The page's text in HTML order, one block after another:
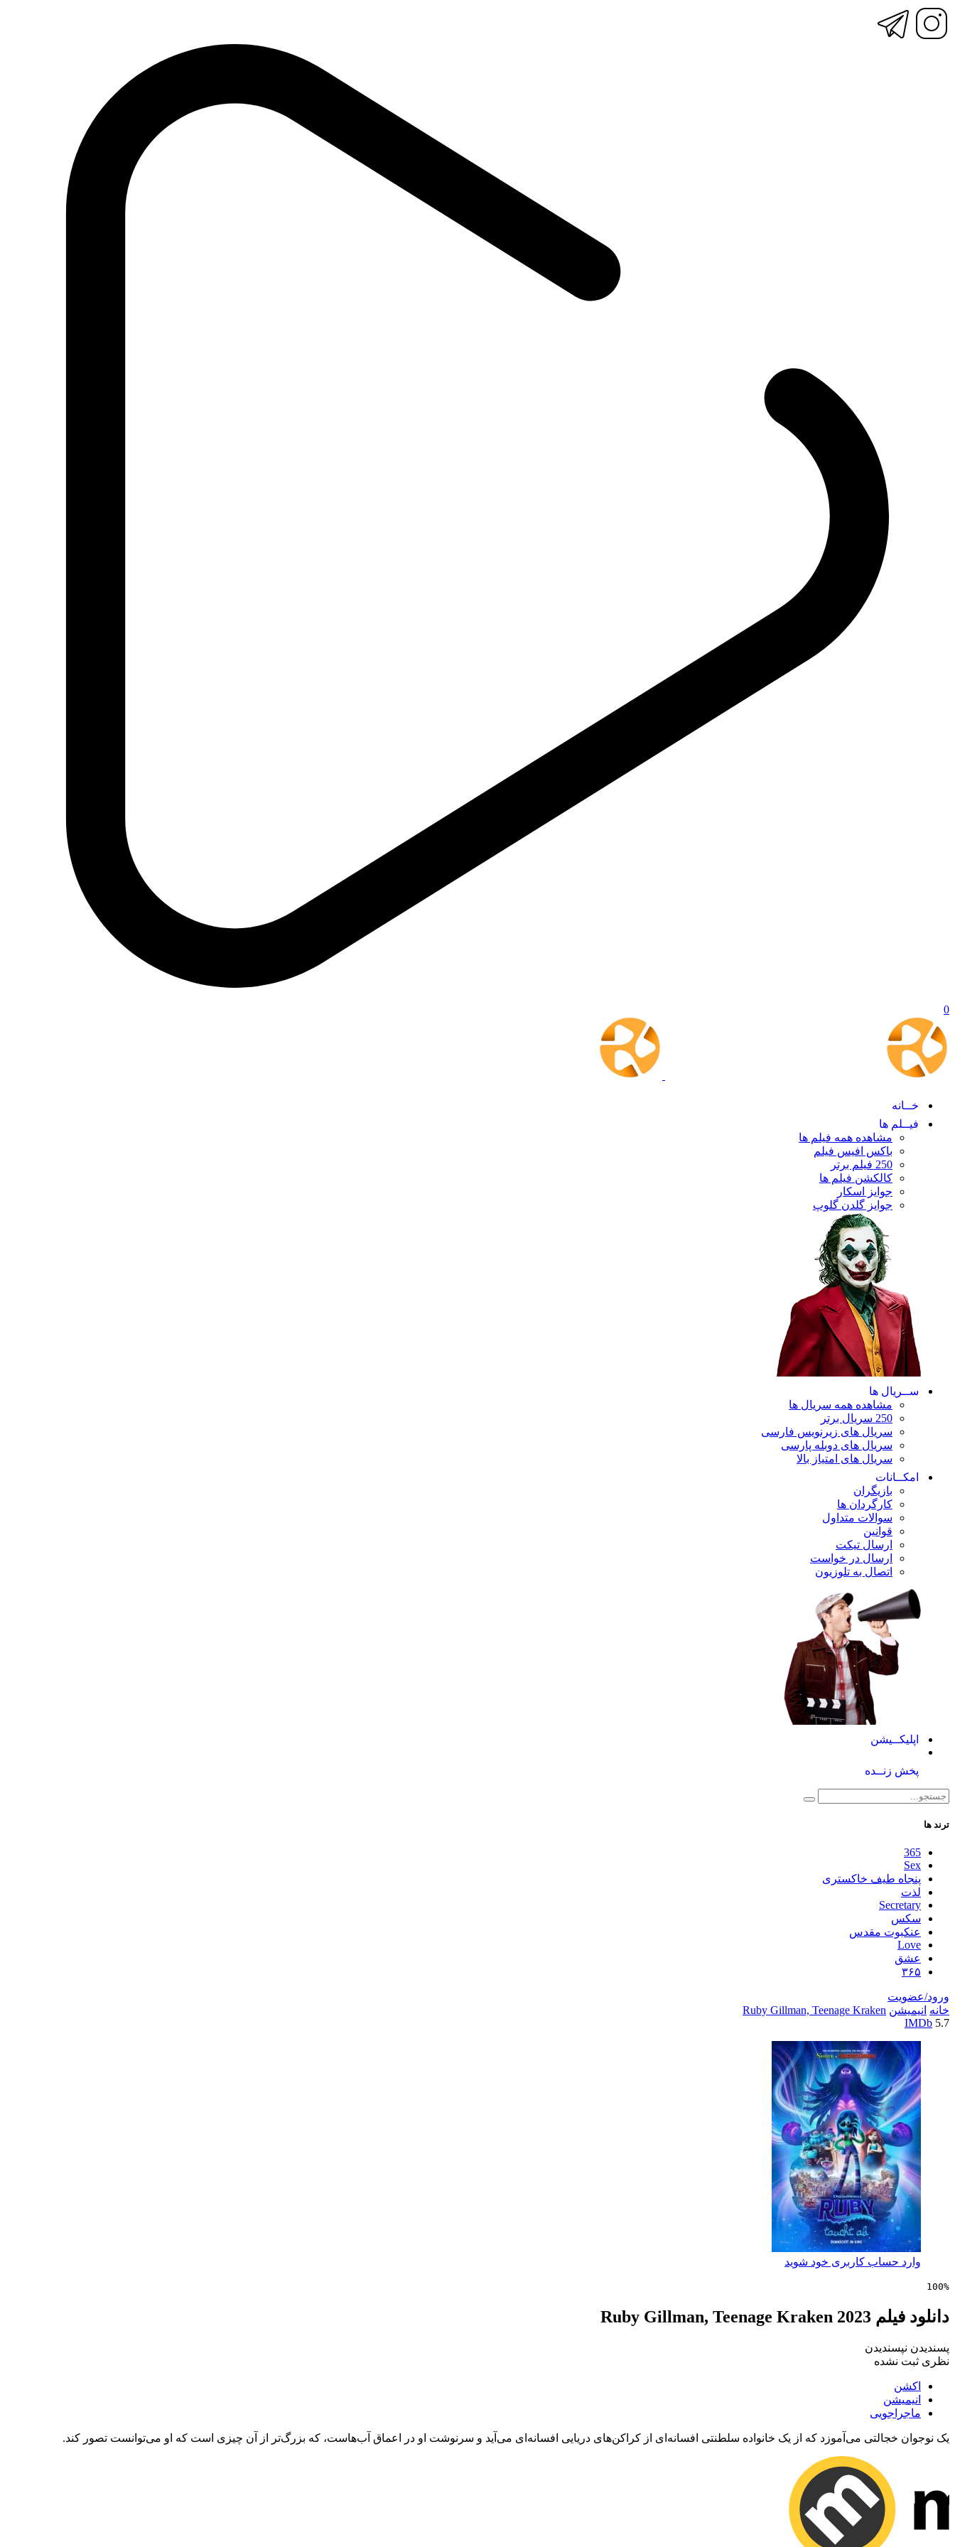
0
خــانه
فیــلم ها
مشاهده همه فیلم ها
باکس افیس فیلم
250 فیلم برتر
کالکشن فیلم ها
جوایز اسکار
جوایز گلدن گلوپ
ســریال ها
مشاهده همه سریال ها
250 سریال برتر
سریال های زیرنویس فارسی
سریال های دوبله پارسی
سریال های امتیاز بالا
امکــانات
بازیگران
کارگردان ها
سوالات متداول
قوانین
ارسال تیکت
ارسال در خواست
اتصال به تلوزیون
اپلیکــیشن
پخش زنــده
ترند ها
365
Sex
پنجاه طیف خاکستری
لذت
Secretary
سکس
عنکبوت مقدس
Love
عشق
۳۶۵
ورود/عضویت
خانه انیمیشن Ruby Gillman, Teenage Kraken
IMDb 5.7
وارد حساب کاربری خود شوید
100%
دانلود فیلم Ruby Gillman, Teenage Kraken 2023
پسندیدن نپسندیدن
نظری ثبت نشده
اکشن
انیمیشن
ماجراجویی
یک نوجوان خجالتی می‌آموزد که از یک خانواده سلطنتی افسانه‌ای از کراکن‌های دریایی افسانه‌ای می‌آید و سرنوشت او در اعماق آب‌هاست، که بزرگ‌تر از آن چیزی است که او می‌توانست تصور کند.